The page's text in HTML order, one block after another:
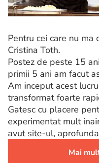
Pentru cei care nu ma
Cristina Toth.
Postez de peste 15
primii 5 ani am facut
Am inceput acest
transformat foarte
Gatesc cu placere
experimentat mult
avut site-ul,
Mai